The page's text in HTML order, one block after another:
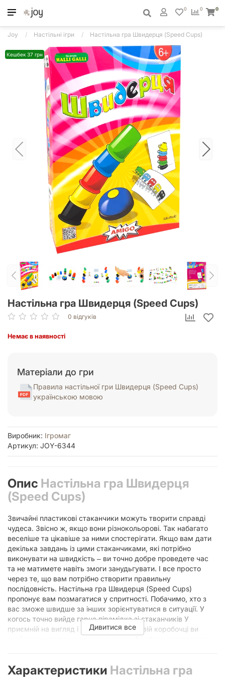
0
0 0
Joy Настільні ігри Настільна гра Швидерця (Speed Cups)
Кешбек 37 грн
Настільна гра Швидерця (Speed Cups)
0 відгуків
Немає в наявності
Матеріали до гри
Правила настільної гри Швидерця (Speed Cups)
українською мовою
Виробник: Ігромаг
Артикул: JOY-6344
Опис Настільна гра Швидерця
(Speed Cups)
Звичайні пластикові стаканчики можуть творити справді
чудеса. Звісно ж, якщо вони різнокольорові. Так набагато
веселіше та цікавіше за ними спостерігати. Якщо вам дати
декілька завдань із цими стаканчиками, які потрібно
виконувати на швидкість ‒ ви точно добре проведете час
та не матимете навіть змоги занудьгувати. І все просто
через те, що вам потрібно створити правильну
послідовність. Настільна гра Швидерця (Speed Cups)
пропонує вам позмагатися у спритності. Побачимо, хто з
вас зможе швидше за інших зорієнтуватися в ситуації. У
когось точно вийде гарна пірамідка зі стаканчиків У
приємній на вигляд і неймовірно яскравій коробочці ви
усього їх він матиме 5: жовтий, синій, чорний, червоний і
Дивитися все
Характеристики Настільна гра